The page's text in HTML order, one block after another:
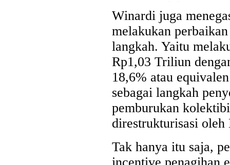
Winardi juga
melakukan
langkah. Yaitu
Rp1,03 Triliun
18,6% atau
sebagai langkah
pemburukan
direstrukturisasi
Tak hanya itu saja,
incentive penagihan